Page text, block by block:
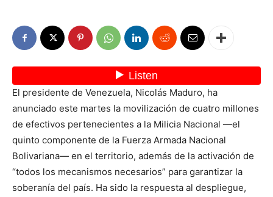
El presidente de Venezuela, Nicolás Maduro, ha
anunciado este martes la movilización de cuatro millones
de efectivos pertenecientes a la Milicia Nacional —el
quinto componente de la Fuerza Armada Nacional
Bolivariana— en el territorio, además de la activación de
“todos los mecanismos necesarios” para garantizar la
soberanía del país. Ha sido la respuesta al despliegue,